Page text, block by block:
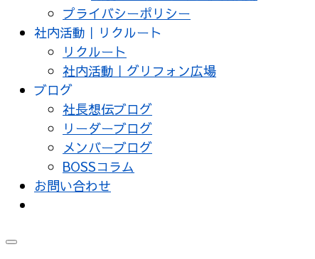
プライバシーポリシー
社内活動｜リクルート
リクルート
社内活動｜グリフォン広場
ブログ
社長想伝ブログ
リーダーブログ
メンバーブログ
BOSSコラム
お問い合わせ